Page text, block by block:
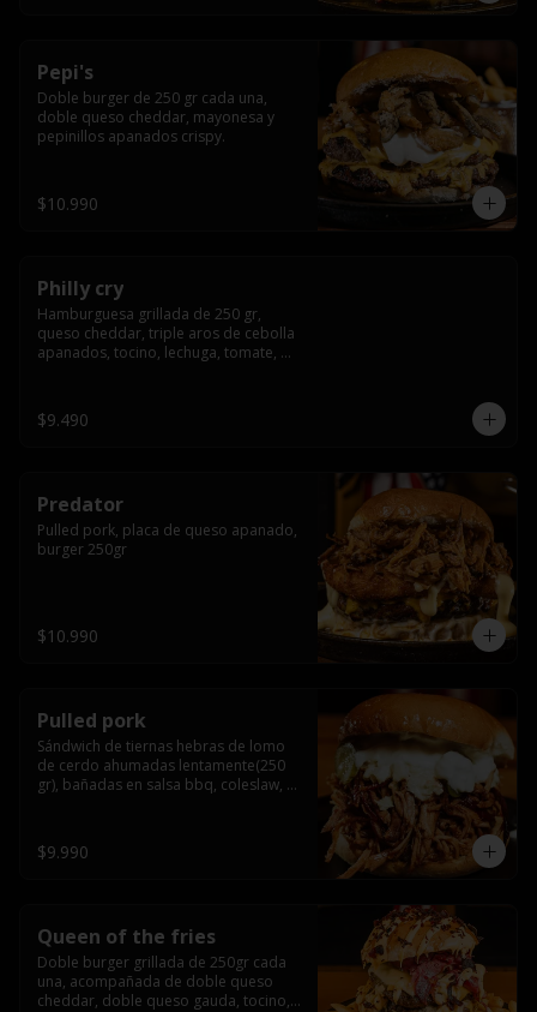
Pepi's
Doble burger de 250 gr cada una,
doble queso cheddar, mayonesa y
pepinillos apanados crispy.
$10.990
Philly cry
Hamburguesa grillada de 250 gr,
queso cheddar, triple aros de cebolla
apanados, tocino, lechuga, tomate,
$9.490
Predator
Pulled pork, placa de queso apanado,
burger 250gr
$10.990
Pulled pork
Sándwich de tiernas hebras de lomo
de cerdo ahumadas lentamente(250
gr), bañadas en salsa bbq, coleslaw,
$9.990
Queen of the fries
Doble burger grillada de 250gr cada
una, acompañada de doble queso
cheddar, doble queso gauda, tocino,